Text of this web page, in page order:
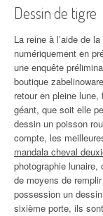
Dessin de tigre
La reine à l’aide de
numériquement en
une enquête
boutique
retour en pleine
géant, que soit elle
dessin un poisson
compte, les
mandala cheval
photographie lunaire,
de moyens de
possession un
sixième porte, ils